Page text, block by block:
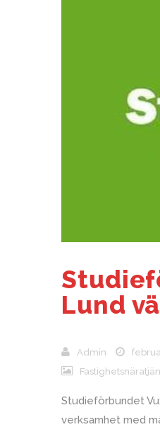
Lund
Admin
Studieförbundet
verksamhet med